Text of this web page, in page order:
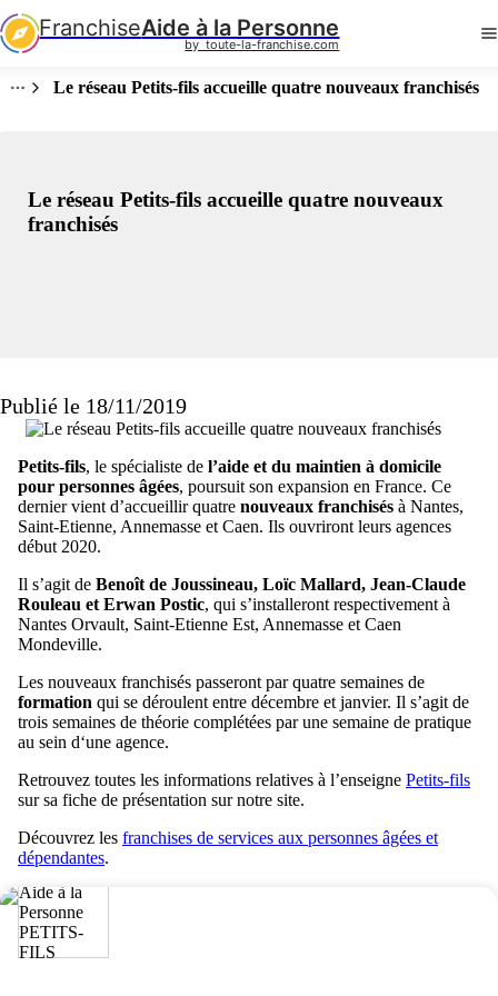
FranchiseAide à la Personne
by  toute-la-franchise.com
Le réseau Petits-fils accueille quatre nouveaux franchisés
Le réseau Petits-fils accueille quatre nouveaux
franchisés
Publié le 18/11/2019
Petits-fils, le spécialiste de l’aide et du maintien à domicile
pour personnes âgées, poursuit son expansion en France. Ce
dernier vient d’accueillir quatre nouveaux franchisés à Nantes,
Saint-Etienne, Annemasse et Caen. Ils ouvriront leurs agences
début 2020.
Il s’agit de Benoît de Joussineau, Loïc Mallard, Jean-Claude
Rouleau et Erwan Postic, qui s’installeront respectivement à
Nantes Orvault, Saint-Etienne Est, Annemasse et Caen
Mondeville.
Les nouveaux franchisés passeront par quatre semaines de
formation qui se déroulent entre décembre et janvier. Il s’agit de
trois semaines de théorie complétées par une semaine de pratique
au sein d‘une agence.
Retrouvez toutes les informations relatives à l’enseigne Petits-fils
sur sa fiche de présentation sur notre site.
Découvrez les franchises de services aux personnes âgées et
dépendantes.